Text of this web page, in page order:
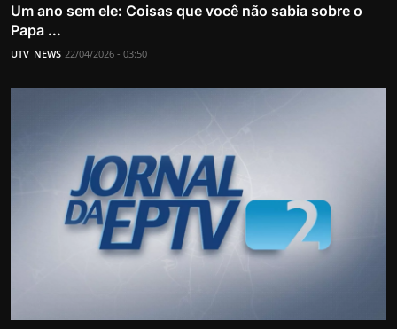
Um ano sem ele: Coisas que você não sabia sobre o
Papa ...
UTV_NEWS 22/04/2026 - 03:50